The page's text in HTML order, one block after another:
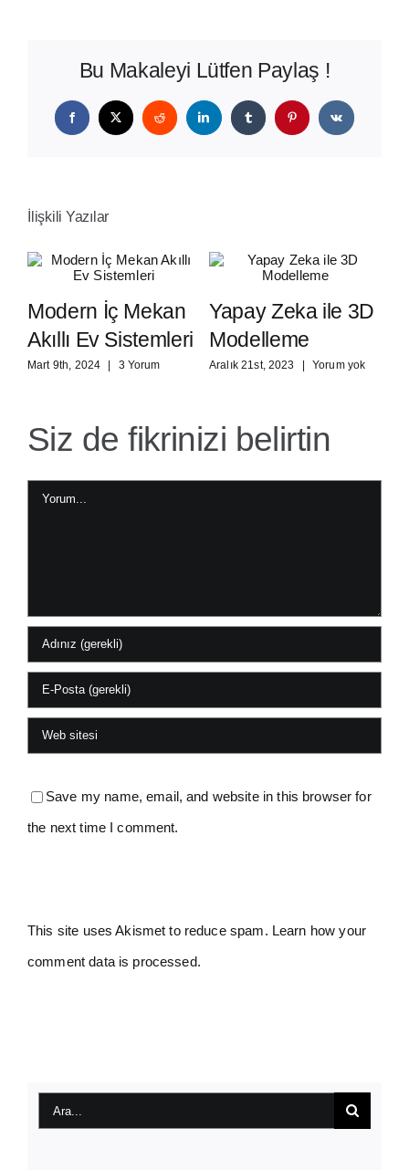
Bu Makaleyi Lütfen Paylaş !
FacebookX Reddit LinkedIn Tumblr Pinterest Vk
İlişkili Yazılar
Modern İç Mekan
Akıllı Ev Sistemleri
Mart 9th, 2024 | 3 Yorum
Yapay Zeka ile 3D
Modelleme
Aralık 21st, 2023 | Yorum yok
Siz de fikrinizi belirtin
Yorum
Save my name, email, and website in this browser for
the next time I comment.
This site uses Akismet to reduce spam. Learn how your
comment data is processed.
Ara: